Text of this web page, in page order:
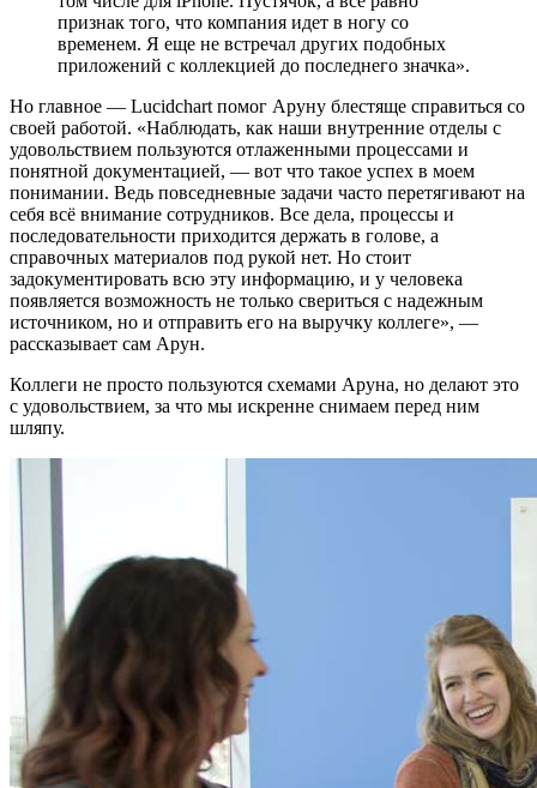
признак того, что компания идет в ногу со
временем. Я еще не встречал других подобных
приложений с коллекцией до последнего значка».
Но главное — Lucidchart помог Аруну блестяще справиться со
своей работой. «Наблюдать, как наши внутренние отделы с
удовольствием пользуются отлаженными процессами и
понятной документацией, — вот что такое успех в моем
понимании. Ведь повседневные задачи часто перетягивают на
себя всё внимание сотрудников. Все дела, процессы и
последовательности приходится держать в голове, а
справочных материалов под рукой нет. Но стоит
задокументировать всю эту информацию, и у человека
появляется возможность не только свериться с надежным
источником, но и отправить его на выручку коллеге», —
рассказывает сам Арун.
Коллеги не просто пользуются схемами Аруна, но делают это
с удовольствием, за что мы искренне снимаем перед ним
шляпу.